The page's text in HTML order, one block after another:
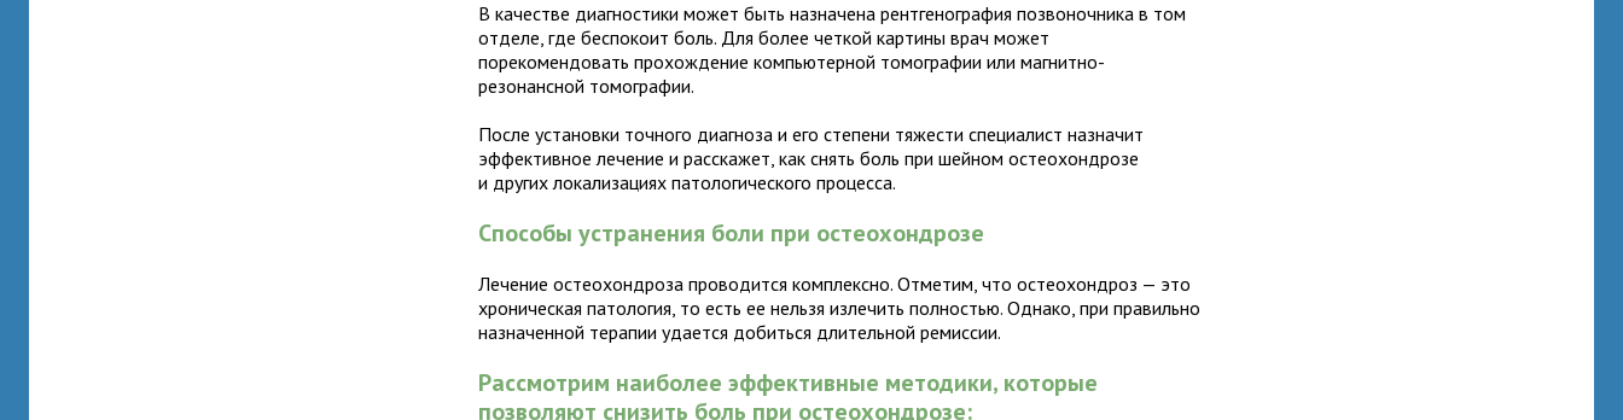
В качестве диагностики может быть назначена рентгенография позвоночника в том
отделе, где беспокоит боль. Для более четкой картины врач может
порекомендовать прохождение компьютерной томографии или магнитно-
резонансной томографии.
После установки точного диагноза и его степени тяжести специалист назначит
эффективное лечение и расскажет, как снять боль при шейном остеохондрозе
и других локализациях патологического процесса.
Способы устранения боли при остеохондрозе
Лечение остеохондроза проводится комплексно. Отметим, что остеохондроз — это
хроническая патология, то есть ее нельзя излечить полностью. Однако, при правильно
назначенной терапии удается добиться длительной ремиссии.
Рассмотрим наиболее эффективные методики, которые
позволяют снизить боль при остеохондрозе: